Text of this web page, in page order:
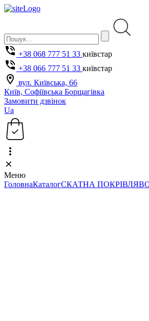
+38 068 777 51 33 київстар
+38 066 777 51 33 київстар
вул. Київська, 66
Київ, Софіївська Борщагівка
Замовити дзвінок
Ua
Меню
ГоловнаКаталогСКАТНА ПОКРІВЛЯ